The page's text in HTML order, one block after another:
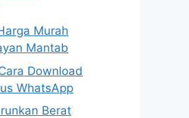
Murah
Mantab
Download
WhatsApp
Berat